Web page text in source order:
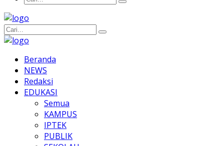
Beranda
NEWS
Redaksi
EDUKASI
Semua
KAMPUS
IPTEK
PUBLIK